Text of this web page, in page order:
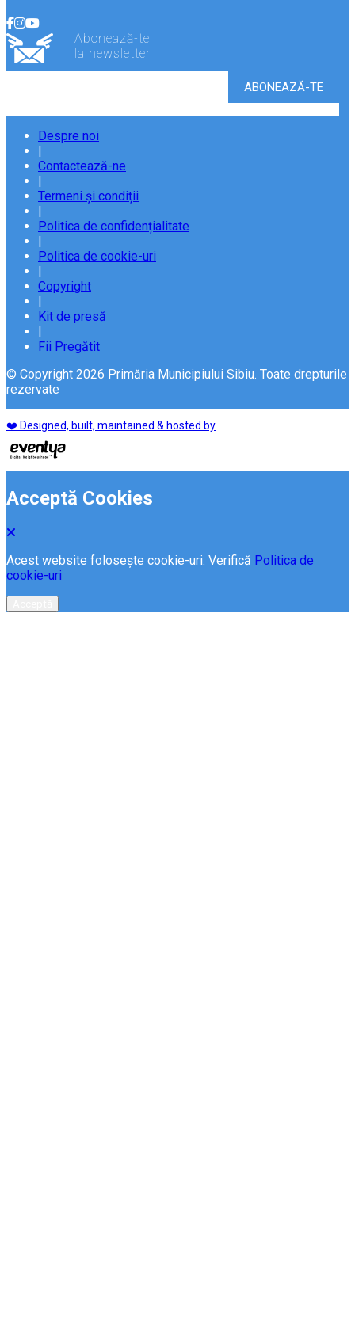
Abonează-te
la newsletter
Despre noi
|
Contactează-ne
|
Termeni și condiții
|
Politica de confidențialitate
|
Politica de cookie-uri
|
Copyright
|
Kit de presă
|
Fii Pregătit
© Copyright 2026 Primăria Municipiului Sibiu. Toate drepturile
rezervate
❤️ Designed, built, maintained & hosted by
Acceptă Cookies
Acest website folosește cookie-uri. Verifică Politica de
cookie-uri